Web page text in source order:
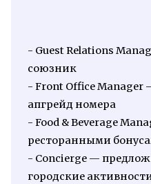
- Guest Relations
союзник
- Front Office Manager
апгрейд номера
- Food & Beverage
ресторанными
- Concierge —
городские